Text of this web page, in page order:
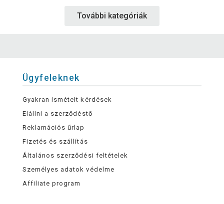
További kategóriák
Ügyfeleknek
Gyakran ismételt kérdések
Elállni a szerződéstő
Reklamációs űrlap
Fizetés és szállítás
Általános szerződési feltételek
Személyes adatok védelme
Affiliate program